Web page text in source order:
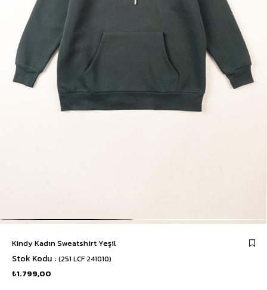
Kindy Kadın Sweatshirt Yeşil
Stok Kodu (251 LCF 241010)
₺1.799,00